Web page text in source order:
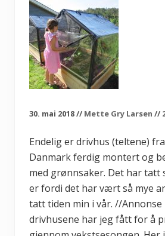
a
t
o
g
u
t
n
y
t
t
l
t
e
n
f
l
e
e
g
a
30. mai 2018// Mette Gry Larsen //
Endelig er drivhus (teltene)
Danmark ferdig montert og
med grønnsaker. Det har tatt
er fordi det har vært så mye
tatt tiden min i vår. //
drivhusene har jeg fått for å